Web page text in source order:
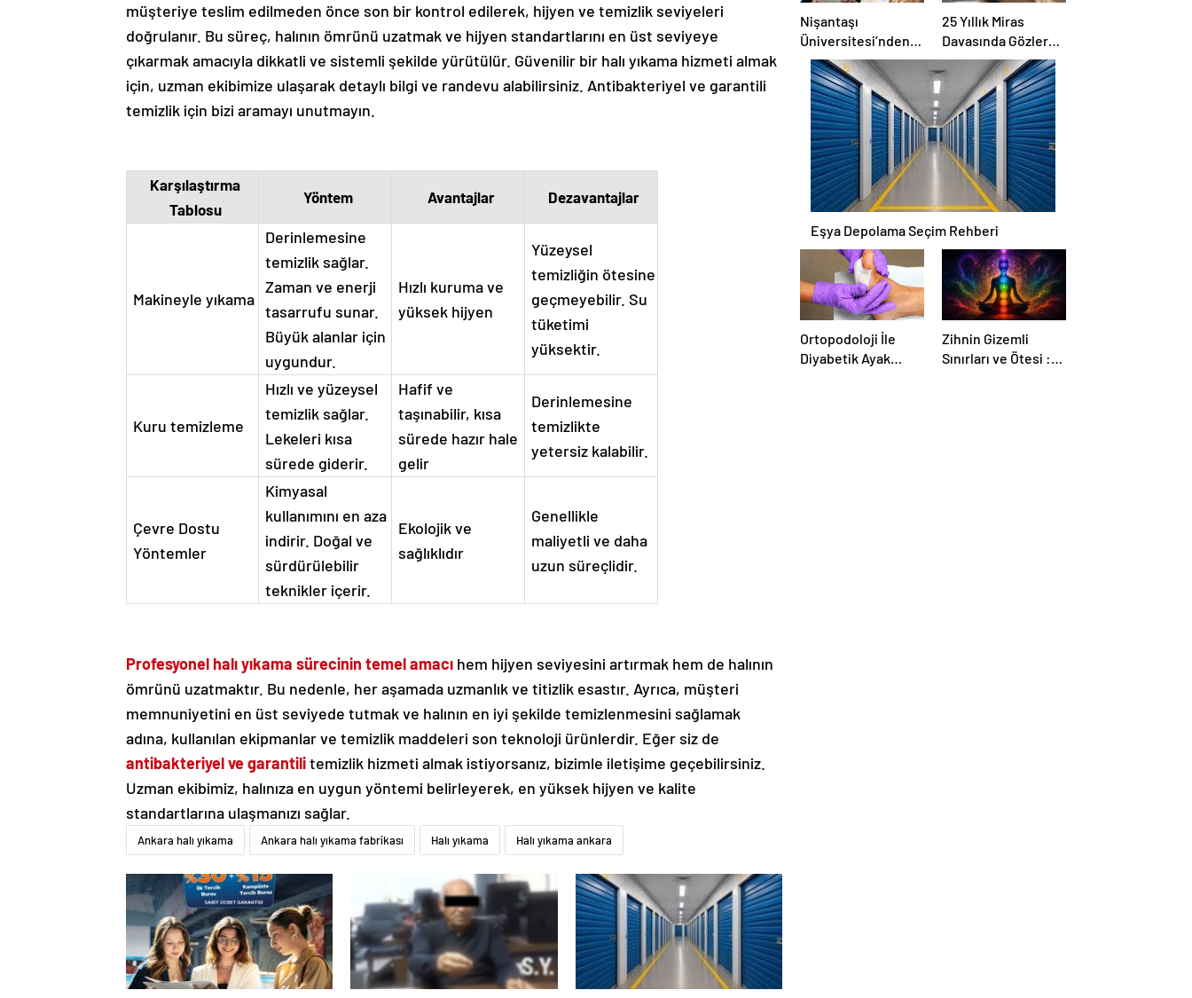
müşteriye teslim edilmeden önce son bir kontrol edilerek, hijyen ve temizlik seviyeleri
doğrulanır. Bu süreç, halının ömrünü uzatmak ve hijyen standartlarını en üst seviyeye
çıkarmak amacıyla dikkatli ve sistemli şekilde yürütülür. Güvenilir bir halı yıkama hizmeti almak
için, uzman ekibimize ulaşarak detaylı bilgi ve randevu alabilirsiniz. Antibakteriyel ve garantili
temizlik için bizi aramayı unutmayın.
Karşılaştırma
Tablosu
Yöntem Avantajlar Dezavantajlar
Makineyle yıkama
Derinlemesine
temizlik sağlar.
Zaman ve enerji
tasarrufu sunar.
Büyük alanlar için
uygundur.
Hızlı kuruma ve
yüksek hijyen
Yüzeysel
temizliğin ötesine
geçmeyebilir. Su
tüketimi
yüksektir.
Kuru temizleme
Hızlı ve yüzeysel
temizlik sağlar.
Lekeleri kısa
sürede giderir.
Hafif ve
taşınabilir, kısa
sürede hazır hale
gelir
Derinlemesine
temizlikte
yetersiz kalabilir.
Çevre Dostu
Yöntemler
Kimyasal
kullanımını en aza
indirir. Doğal ve
sürdürülebilir
teknikler içerir.
Ekolojik ve
sağlıklıdır
Genellikle
maliyetli ve daha
uzun süreçlidir.
Profesyonel halı yıkama sürecinin temel amacı hem hijyen seviyesini artırmak hem de halının
ömrünü uzatmaktır. Bu nedenle, her aşamada uzmanlık ve titizlik esastır. Ayrıca, müşteri
memnuniyetini en üst seviyede tutmak ve halının en iyi şekilde temizlenmesini sağlamak
adına, kullanılan ekipmanlar ve temizlik maddeleri son teknoloji ürünlerdir. Eğer siz de
antibakteriyel ve garantilitemizlik hizmeti almak istiyorsanız, bizimle iletişime geçebilirsiniz.
Uzman ekibimiz, halınıza en uygun yöntemi belirleyerek, en yüksek hijyen ve kalite
standartlarına ulaşmanızı sağlar.
Ankara halı yıkama Ankara halı yıkama fabrikası Halı yıkama Halı yıkama ankara
Nişantaşı
Üniversitesi’nden
2026 YKS
Adaylarına Çifte
Güvence: Sabit
Ücret ve Kesintisiz
Burs
25 Yıllık Miras
Davasında Gözler
Temmuz Ayındaki
Karar Duruşmasına
Çevrildi
Eşya Depolama Seçim Rehberi
Ortopodoloji İle
Diyabetik Ayak
Zihnin Gizemli
Sınırları ve Ötesi :